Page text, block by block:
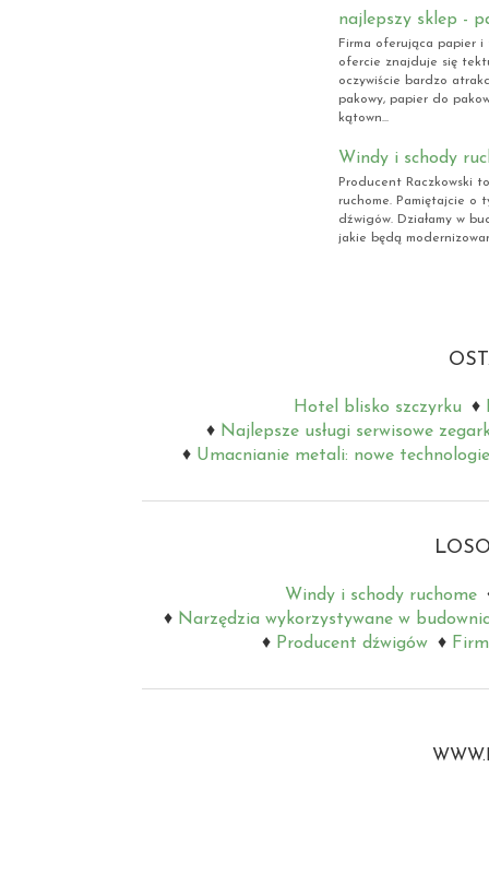
najlepszy sklep -
Firma oferująca papier i
ofercie znajduje się
oczywiście bardzo
pakowy, papier do
kątown...
Windy i schody
Producent Raczkowski
ruchome. Pamiętajcie o
dźwigów. Działamy w
jakie będą
Hotel blisko szczyrku
Najlepsze usługi serwisowe
Umacnianie metali: nowe
Windy i schody ruchome
Narzędzia wykorzystywane w
Producent dźwigów